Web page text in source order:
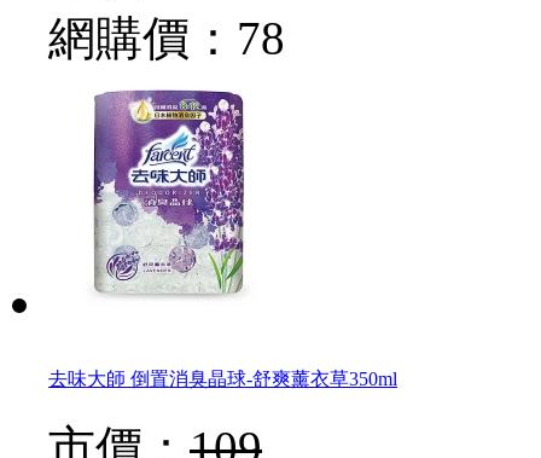
網購價： 78
去味大師 倒置消臭晶球-舒爽薰衣草350ml